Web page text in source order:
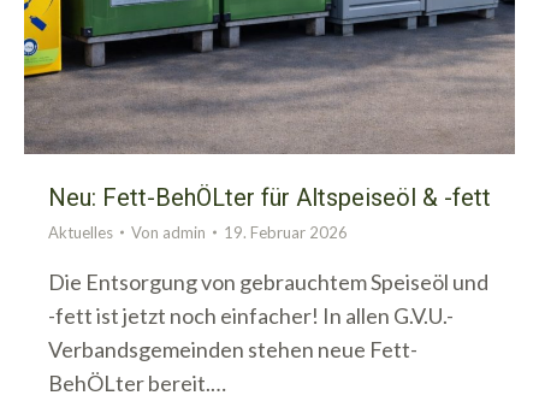
Neu: Fett-BehÖLter für Altspeiseöl & -fett
Aktuelles Von admin 19. Februar 2026
Die Entsorgung von gebrauchtem Speiseöl und
-fett ist jetzt noch einfacher! In allen G.V.U.-
Verbandsgemeinden stehen neue Fett-
BehÖLter bereit.…